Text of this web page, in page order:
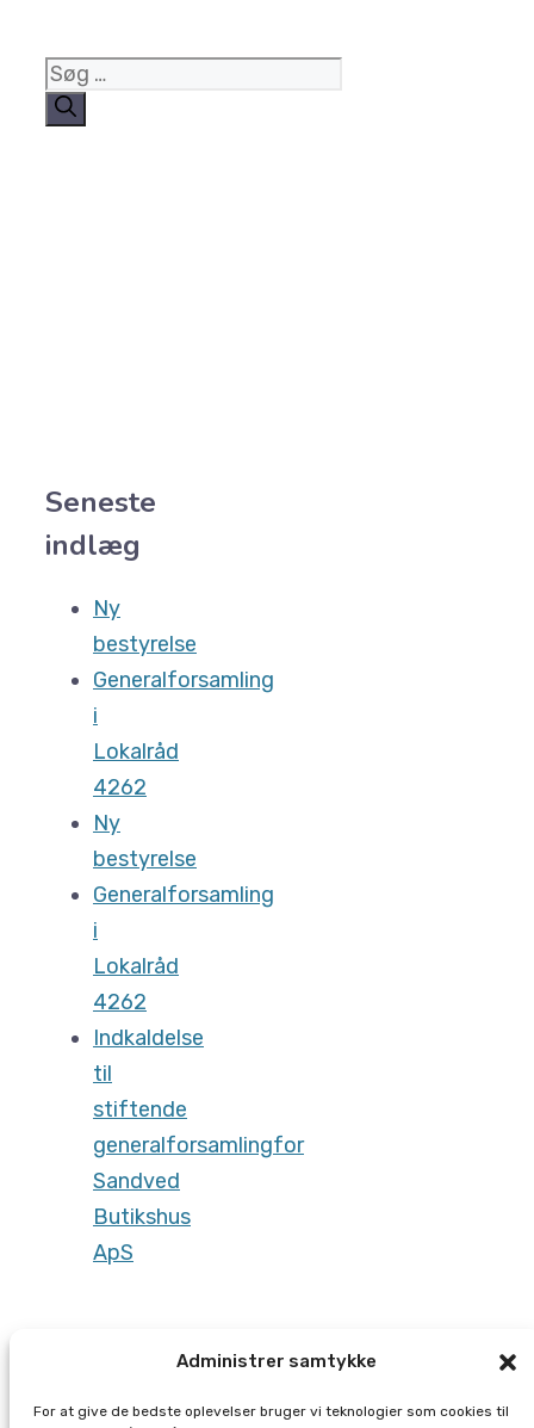
Administrer samtykke
For at give de bedste oplevelser bruger vi teknologier som cookies til
Søg
efter:
Seneste
indlæg
Ny
bestyrelse
Generalforsamling
i
Lokalråd
4262
Ny
bestyrelse
Generalforsamling
i
Lokalråd
4262
Indkaldelse
til
stiftende
generalforsamlingfor
Sandved
Butikshus
ApS
Arkiver